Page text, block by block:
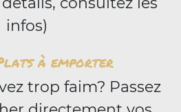
infos)
à emporter
trop faim? Passez